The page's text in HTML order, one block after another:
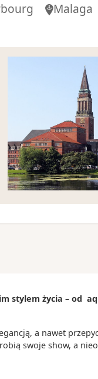
Malaga
stylem życia – od
a nawet
swoje show, a